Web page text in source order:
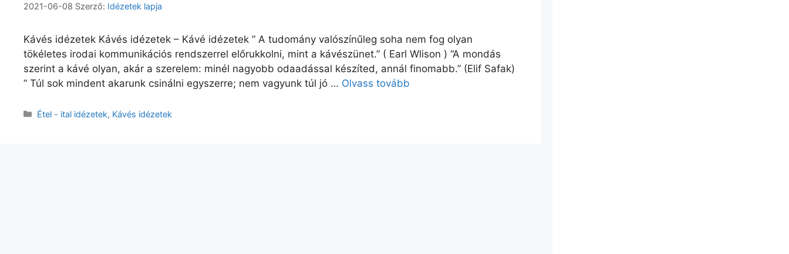
2021-06-08 Szerző: Idézetek lapja
Kávés idézetek Kávés idézetek – Kávé idézetek ” A tudomány valószínűleg soha nem fog olyan
tökéletes irodai kommunikációs rendszerrel előrukkolni, mint a kávészünet.” ( Earl Wlison ) “A mondás
szerint a kávé olyan, akár a szerelem: minél nagyobb odaadással készíted, annál finomabb.” (Elif Safak)
” Túl sok mindent akarunk csinálni egyszerre; nem vagyunk túl jó … Olvass tovább
Kategória
Étel - ital idézetek, Kávés idézetek